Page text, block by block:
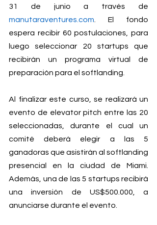
manutaraventures.com . El fondo
espera recibir 60 postulaciones, para
luego seleccionar 20 startups que
recibirán un programa virtual de
preparación para el softlanding.
Al finalizar este curso, se realizará un
evento de elevator pitch entre las 20
seleccionadas, durante el cual un
comité deberá elegir a las 5
ganadoras que asistirán al softlanding
presencial en la ciudad de Miami.
Además, una de las 5 startups recibirá
una inversión de US$500.000, a
anunciarse durante el evento.